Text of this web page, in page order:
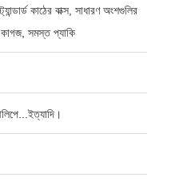
কাঠের বাক্স, সাধারণ অংশগুলির
সমস্ত প্যাকি